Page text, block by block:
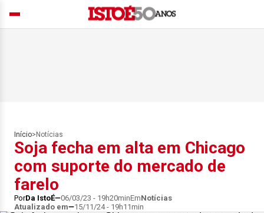
Início> Notícias
Soja fecha em alta em Chicago
com suporte do mercado de
farelo
PorDa IstoÉ 06/03/23 - 19h20minEmNotícias
Atualizado em
15/11/24 - 19h11min